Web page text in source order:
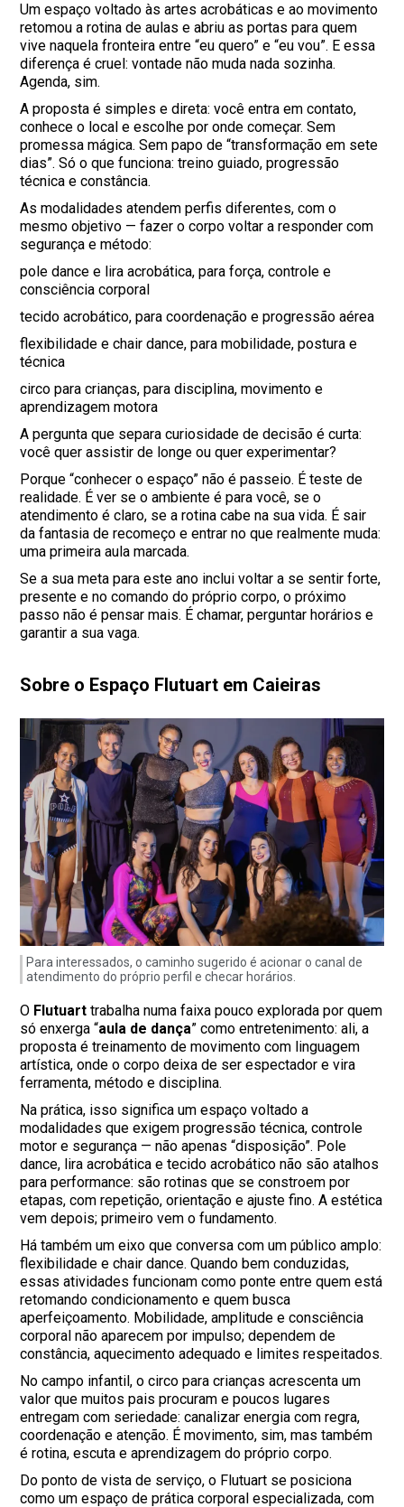
Um espaço voltado às artes acrobáticas e ao movimento
retomou a rotina de aulas e abriu as portas para quem
vive naquela fronteira entre “eu quero” e “eu vou”. E essa
diferença é cruel: vontade não muda nada sozinha.
Agenda, sim.
A proposta é simples e direta: você entra em contato,
conhece o local e escolhe por onde começar. Sem
promessa mágica. Sem papo de “transformação em sete
dias”. Só o que funciona: treino guiado, progressão
técnica e constância.
As modalidades atendem perfis diferentes, com o
mesmo objetivo — fazer o corpo voltar a responder com
segurança e método:
pole dance e lira acrobática, para força, controle e
consciência corporal
tecido acrobático, para coordenação e progressão aérea
flexibilidade e chair dance, para mobilidade, postura e
técnica
circo para crianças, para disciplina, movimento e
aprendizagem motora
A pergunta que separa curiosidade de decisão é curta:
você quer assistir de longe ou quer experimentar?
Porque “conhecer o espaço” não é passeio. É teste de
realidade. É ver se o ambiente é para você, se o
atendimento é claro, se a rotina cabe na sua vida. É sair
da fantasia de recomeço e entrar no que realmente muda:
uma primeira aula marcada.
Se a sua meta para este ano inclui voltar a se sentir forte,
presente e no comando do próprio corpo, o próximo
passo não é pensar mais. É chamar, perguntar horários e
garantir a sua vaga.
Sobre o Espaço Flutuart em Caieiras
Para interessados, o caminho sugerido é acionar o canal de
atendimento do próprio perfil e checar horários.
O Flutuart trabalha numa faixa pouco explorada por quem
só enxerga “aula de dança” como entretenimento: ali, a
proposta é treinamento de movimento com linguagem
artística, onde o corpo deixa de ser espectador e vira
ferramenta, método e disciplina.
Na prática, isso significa um espaço voltado a
modalidades que exigem progressão técnica, controle
motor e segurança — não apenas “disposição”. Pole
dance, lira acrobática e tecido acrobático não são atalhos
para performance: são rotinas que se constroem por
etapas, com repetição, orientação e ajuste fino. A estética
vem depois; primeiro vem o fundamento.
Há também um eixo que conversa com um público amplo:
flexibilidade e chair dance. Quando bem conduzidas,
essas atividades funcionam como ponte entre quem está
retomando condicionamento e quem busca
aperfeiçoamento. Mobilidade, amplitude e consciência
corporal não aparecem por impulso; dependem de
constância, aquecimento adequado e limites respeitados.
No campo infantil, o circo para crianças acrescenta um
valor que muitos pais procuram e poucos lugares
entregam com seriedade: canalizar energia com regra,
coordenação e atenção. É movimento, sim, mas também
é rotina, escuta e aprendizagem do próprio corpo.
Do ponto de vista de serviço, o Flutuart se posiciona
como um espaço de prática corporal especializada, com